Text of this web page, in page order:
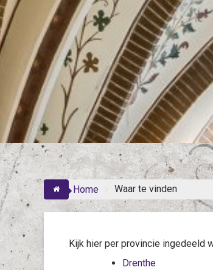
Home Waar te vinden
Kijk hier per provincie ingedeeld
Drenthe